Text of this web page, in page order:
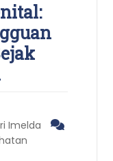
Imelda